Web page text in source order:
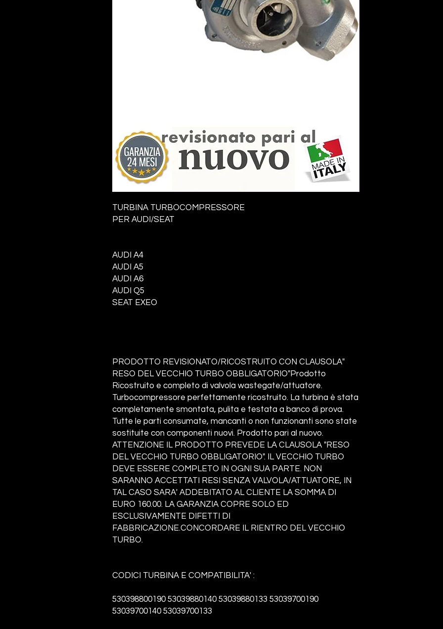
TURBINA TURBOCOMPRESSORE
PER AUDI/SEAT
AUDI A4
AUDI A5
AUDI A6
AUDI Q5
SEAT EXEO
PRODOTTO REVISIONATO/RICOSTRUITO CON CLAUSOLA"
RESO DEL VECCHIO TURBO OBBLIGATORIO"Prodotto
Ricostruito e completo di valvola wastegate/attuatore.
Turbocompressore perfettamente ricostruito. La turbina è stata
completamente smontata, pulita e testata a banco di prova.
Tutte le parti consumate, mancanti o non funzionanti sono state
sostituite con componenti nuovi. Prodotto pari al nuovo.
ATTENZIONE IL PRODOTTO PREVEDE LA CLAUSOLA "RESO
DEL VECCHIO TURBO OBBLIGATORIO". IL VECCHIO TURBO
DEVE ESSERE COMPLETO IN OGNI SUA PARTE. NON
SARANNO ACCETTATI RESI SENZA VALVOLA/ATTUATORE, IN
TAL CASO SARA' ADDEBITATO AL CLIENTE LA SOMMA DI
EURO 160.00. LA GARANZIA COPRE SOLO ED
ESCLUSIVAMENTE DIFETTI DI
FABBRICAZIONE.CONCORDARE IL RIENTRO DEL VECCHIO
TURBO.
CODICI TURBINA E COMPATIBILITA' :
530398800190 53039880140 53039880133 53039700190
53039700140 53039700133